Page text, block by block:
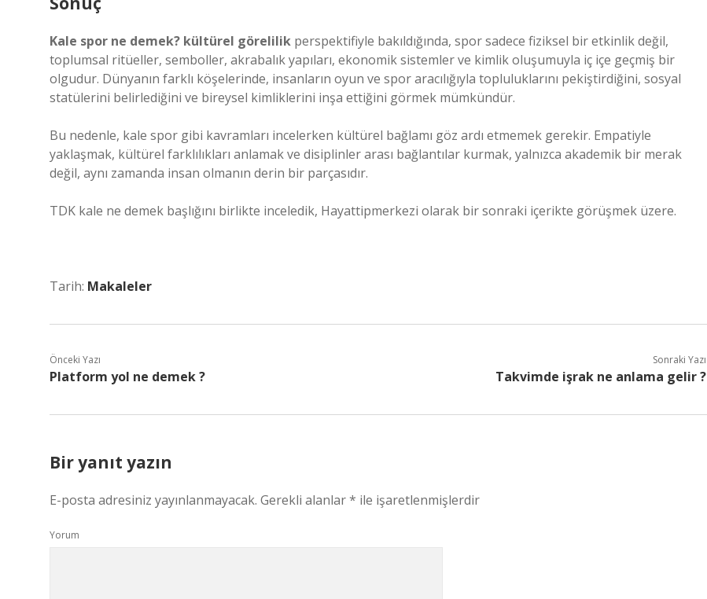
Kale spor ne demek? kültürel görelilik perspektifiyle bakıldığında, spor sadece fiziksel bir etkinlik değil,
toplumsal ritüeller, semboller, akrabalık yapıları, ekonomik sistemler ve kimlik oluşumuyla iç içe geçmiş bir
olgudur. Dünyanın farklı köşelerinde, insanların oyun ve spor aracılığıyla topluluklarını pekiştirdiğini, sosyal
statülerini belirlediğini ve bireysel kimliklerini inşa ettiğini görmek mümkündür.
Bu nedenle, kale spor gibi kavramları incelerken kültürel bağlamı göz ardı etmemek gerekir. Empatiyle
yaklaşmak, kültürel farklılıkları anlamak ve disiplinler arası bağlantılar kurmak, yalnızca akademik bir merak
değil, aynı zamanda insan olmanın derin bir parçasıdır.
TDK kale ne demek başlığını birlikte inceledik, Hayattipmerkezi olarak bir sonraki içerikte görüşmek üzere.
Tarih: Makaleler
Önceki Yazı
Platform yol ne demek ?
Sonraki Yazı
Takvimde işrak ne anlama gelir ?
Bir yanıt yazın
E-posta adresiniz yayınlanmayacak. Gerekli alanlar* ile işaretlenmişlerdir
Yorum